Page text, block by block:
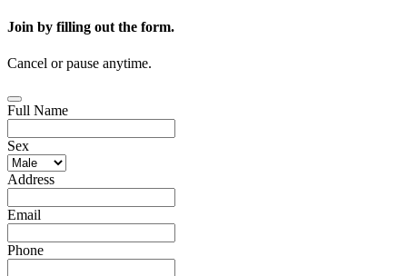
Join by filling out the form.
Cancel or pause anytime.
Full Name
Sex
Address
Email
Phone